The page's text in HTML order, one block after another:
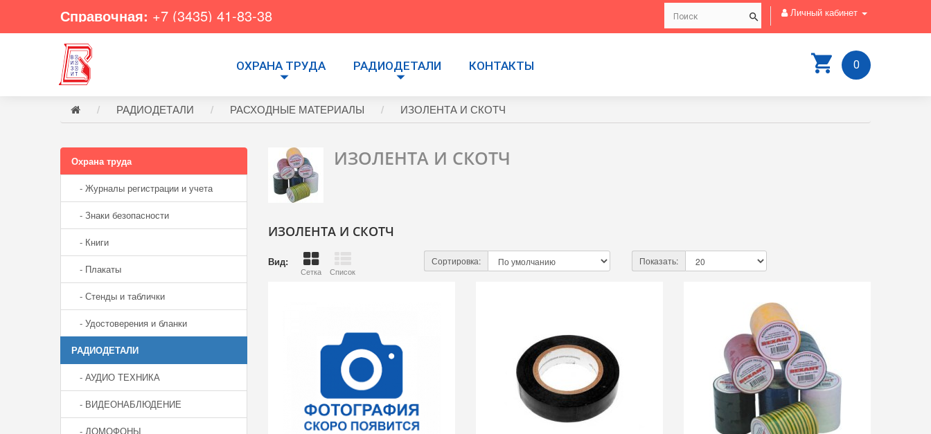
Справочная: +7 (3435) 41-83-38 Личный кабинет
0
ОХРАНА ТРУДА РАДИОДЕТАЛИ КОНТАКТЫ
РАДИОДЕТАЛИ РАСХОДНЫЕ МАТЕРИАЛЫ ИЗОЛЕНТА И СКОТЧ
Охрана труда
- Журналы регистрации и учета
- Знаки безопасности
- Книги
- Плакаты
- Стенды и таблички
- Удостоверения и бланки
РАДИОДЕТАЛИ
- АУДИО ТЕХНИКА
- ВИДЕОНАБЛЮДЕНИЕ
- ДОМОФОНЫ
ИЗОЛЕНТА И СКОТЧ
ИЗОЛЕНТА И СКОТЧ
Вид:
Сетка Список
Сортировка: Показать: